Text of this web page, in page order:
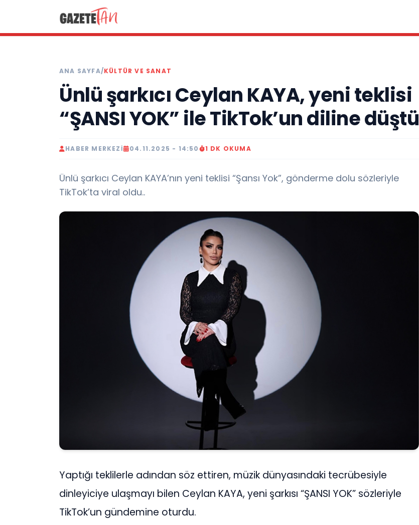
ANA SAYFA/KÜLTÜR VE SANAT
Ünlü şarkıcı Ceylan KAYA, yeni teklisi
“ŞANSI YOK” ile TikTok’un diline düştü
HABER MERKEZI 04.11.2025 - 14:50 1 DK OKUMA
Ünlü şarkıcı Ceylan KAYA’nın yeni teklisi “Şansı Yok”, gönderme dolu sözleriyle
TikTok’ta viral oldu..
Yaptığı teklilerle adından söz ettiren, müzik dünyasındaki tecrübesiyle
dinleyiciye ulaşmayı bilen Ceylan KAYA, yeni şarkısı “ŞANSI YOK” sözleriyle
TikTok’un gündemine oturdu.